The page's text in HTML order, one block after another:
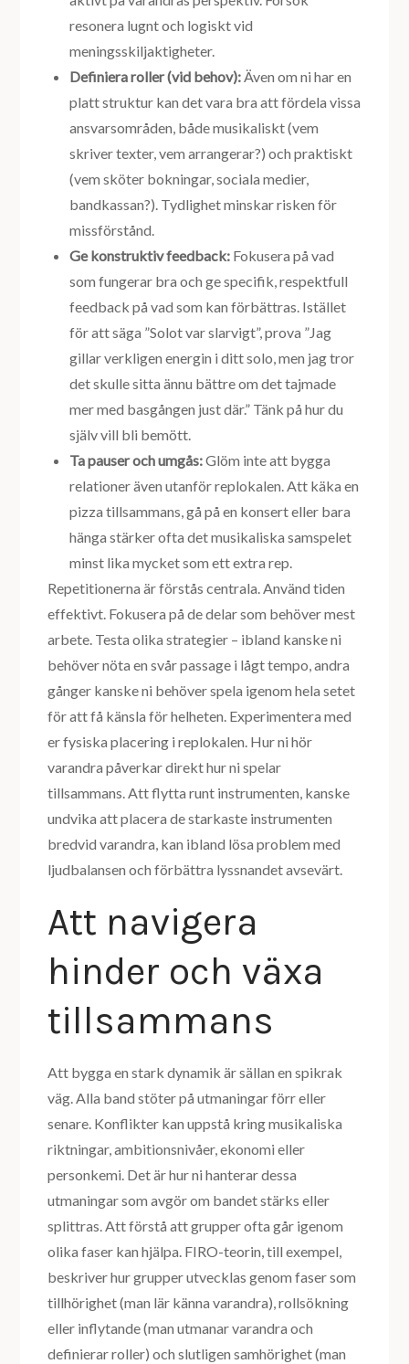
resonera lugnt och logiskt vid
meningsskiljaktigheter.
Definiera roller (vid behov):Även om ni har en
platt struktur kan det vara bra att fördela vissa
ansvarsområden, både musikaliskt (vem
skriver texter, vem arrangerar?) och praktiskt
(vem sköter bokningar, sociala medier,
bandkassan?). Tydlighet minskar risken för
missförstånd.
Ge konstruktiv feedback: Fokusera på vad
som fungerar bra och ge specifik, respektfull
feedback på vad som kan förbättras. Istället
för att säga ”Solot var slarvigt”, prova ”Jag
gillar verkligen energin i ditt solo, men jag tror
det skulle sitta ännu bättre om det tajmade
mer med basgången just där.” Tänk på hur du
själv vill bli bemött.
Ta pauser och umgås:Glöm inte att bygga
relationer även utanför replokalen. Att käka en
pizza tillsammans, gå på en konsert eller bara
hänga stärker ofta det musikaliska samspelet
minst lika mycket som ett extra rep.
Repetitionerna är förstås centrala. Använd tiden
effektivt. Fokusera på de delar som behöver mest
arbete. Testa olika strategier – ibland kanske ni
behöver nöta en svår passage i lågt tempo, andra
gånger kanske ni behöver spela igenom hela setet
för att få känsla för helheten. Experimentera med
er fysiska placering i replokalen. Hur ni hör
varandra påverkar direkt hur ni spelar
tillsammans. Att flytta runt instrumenten, kanske
undvika att placera de starkaste instrumenten
bredvid varandra, kan ibland lösa problem med
ljudbalansen och förbättra lyssnandet avsevärt.
Att navigera
hinder och växa
tillsammans
Att bygga en stark dynamik är sällan en spikrak
väg. Alla band stöter på utmaningar förr eller
senare. Konflikter kan uppstå kring musikaliska
riktningar, ambitionsnivåer, ekonomi eller
personkemi. Det är hur ni hanterar dessa
utmaningar som avgör om bandet stärks eller
splittras. Att förstå att grupper ofta går igenom
olika faser kan hjälpa. FIRO-teorin, till exempel,
beskriver hur grupper utvecklas genom faser som
tillhörighet (man lär känna varandra), rollsökning
eller inflytande (man utmanar varandra och
definierar roller) och slutligen samhörighet (man